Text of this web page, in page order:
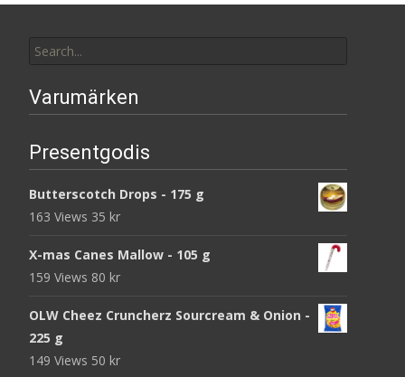
for:
Varumärken
Presentgodis
Butterscotch Drops - 175 g
163 Views 35 kr
X-mas Canes Mallow - 105 g
159 Views 80 kr
OLW Cheez Cruncherz Sourcream & Onion -
225 g
149 Views 50 kr